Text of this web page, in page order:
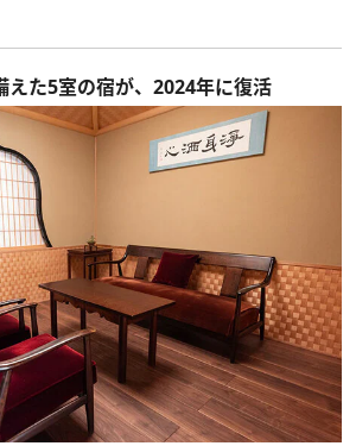
えた5室の宿が、2024年に復活